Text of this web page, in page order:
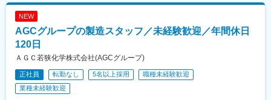
NEW
AGCグループの製造スタッフ／未経験歓迎／年間休日
120日
ＡＧＣ若狭化学株式会社(AGCグループ)
正社員 転勤なし 5名以上採用
職種未経験歓迎
業種未経験歓迎